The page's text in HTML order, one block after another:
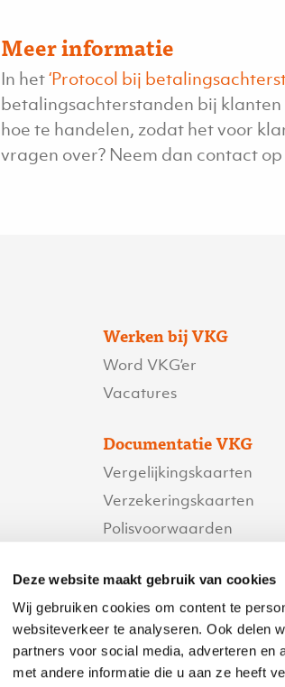
Deze website maakt gebruik van cookies
Wij gebruiken cookies om content te
websiteverkeer te analyseren. Ook delen
partners voor social media, adverteren en
met andere informatie die u aan ze heeft
Meer informatie
In het‘Protocol bij
betalingsachterstanden bij
hoe te handelen, zodat het voor
vragen over? Neem dan contact
Werken bij VKG
Word VKG’er
Vacatures
Documentatie VKG
Vergelijkingskaarten
Verzekeringskaarten
Polisvoorwaarden
Contact
Bedrijfsgegevens
Ik heb een vraag